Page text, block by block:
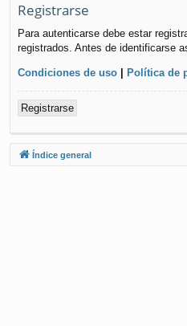
Registrarse
Para autenticarse debe estar
registrados. Antes de identificarse
Condiciones de uso | Política de
Registrarse
Índice general